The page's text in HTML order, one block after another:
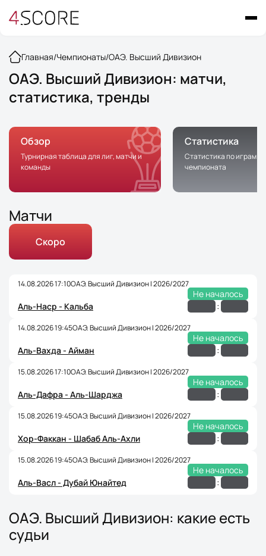
Главная/Чемпионаты/ОАЭ. Высший Дивизион
ОАЭ. Высший Дивизион: матчи,
статистика, тренды
Обзор
Турнирная таблица для лиг, матчи и
команды
Статистика
Статистика по играм в
чемпионата
Матчи
Скоро
14.08.2026 17:10ОАЭ. Высший Дивизион | 2026/2027
Не началось
Аль-Наср - Кальба
:
14.08.2026 19:45ОАЭ. Высший Дивизион | 2026/2027
Не началось
Аль-Вахда - Айман
:
15.08.2026 17:10ОАЭ. Высший Дивизион | 2026/2027
Не началось
Аль-Дафра - Аль-Шарджа
:
15.08.2026 19:45ОАЭ. Высший Дивизион | 2026/2027
Не началось
Хор-Факкан - Шабаб Аль-Ахли
:
15.08.2026 19:45ОАЭ. Высший Дивизион | 2026/2027
Не началось
Аль-Васл - Дубай Юнайтед
:
ОАЭ. Высший Дивизион: какие есть
судьи